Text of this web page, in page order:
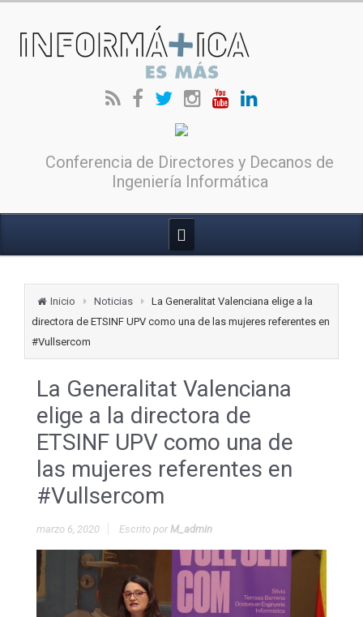
Conferencia de Directores y Decanos de
Ingeniería Informática
Inicio Noticias
La Generalitat Valenciana elige a la
directora de ETSINF UPV como una de las mujeres referentes en
#Vullsercom
La Generalitat Valenciana
elige a la directora de
ETSINF UPV como una de
las mujeres referentes en
#Vullsercom
marzo 6, 2020 Escrito porM_admin